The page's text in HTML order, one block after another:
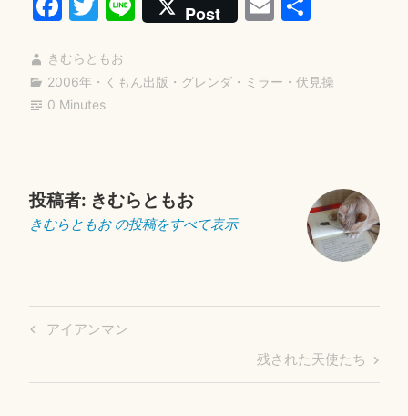
bo
ok
tte
r
ne
Post
きむらともお
2006年 ・ くもん出版 ・ グレンダ・ミラー ・ 伏見操
0 Minutes
投稿者: きむらともお
きむらともお の投稿をすべて表示
投Previous
アイアンマン
Next
Post
残された天使たち